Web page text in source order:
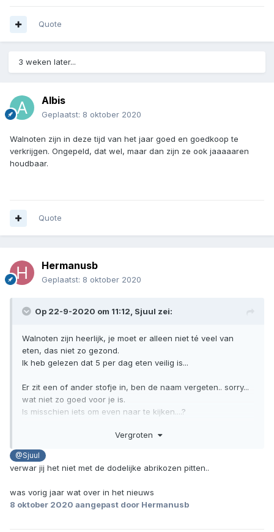
Quote
3 weken later...
Albis
Geplaatst: 8 oktober 2020
Walnoten zijn in deze tijd van het jaar goed en goedkoop te
verkrijgen. Ongepeld, dat wel, maar dan zijn ze ook jaaaaaren
houdbaar.
Quote
Hermanusb
Geplaatst: 8 oktober 2020
Op 22-9-2020 om 11:12, Sjuul zei:
Walnoten zijn heerlijk, je moet er alleen niet té veel van
eten, das niet zo gezond.
Ik heb gelezen dat 5 per dag eten veilig is...
Er zit een of ander stofje in, ben de naam vergeten.. sorry...
wat niet zo goed voor je is.
Is misschien iets om even naar te kijken....?
Walnoot bomen in Zuid Nederland planten en noten ervan
kunnen oogsten, wil nog wel, denk ik.
In Noord Nederland is het niet zo succesvol, meestal te
De vruchten zijn te klein, of rotten aan de boom, is mijn
ervaring.
Vergroten
@Sjuul
verwar jij het niet met de dodelijke abrikozen pitten..
was vorig jaar wat over in het nieuws
8 oktober 2020 aangepast door Hermanusb